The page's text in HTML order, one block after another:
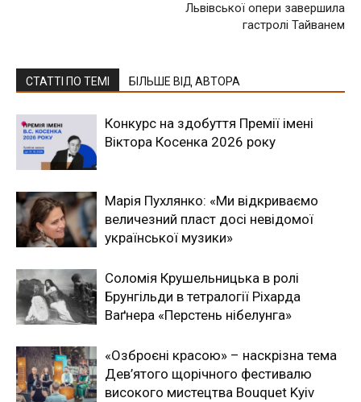
Львівської опери завершила
гастролі Тайванем
СТАТТІ ПО ТЕМІ БІЛЬШЕ ВІД АВТОРА
Конкурс на здобуття Премії імені
Віктора Косенка 2026 року
Марія Пухлянко: «Ми відкриваємо
величезний пласт досі невідомої
української музики»
Соломія Крушельницька в ролі
Брунгільди в тетралогії Ріхарда
Ваґнера «Перстень нібелунга»
«Озброєні красою» – наскрізна тема
Дев’ятого щорічного фестивалю
високого мистецтва Bouquet Kyiv